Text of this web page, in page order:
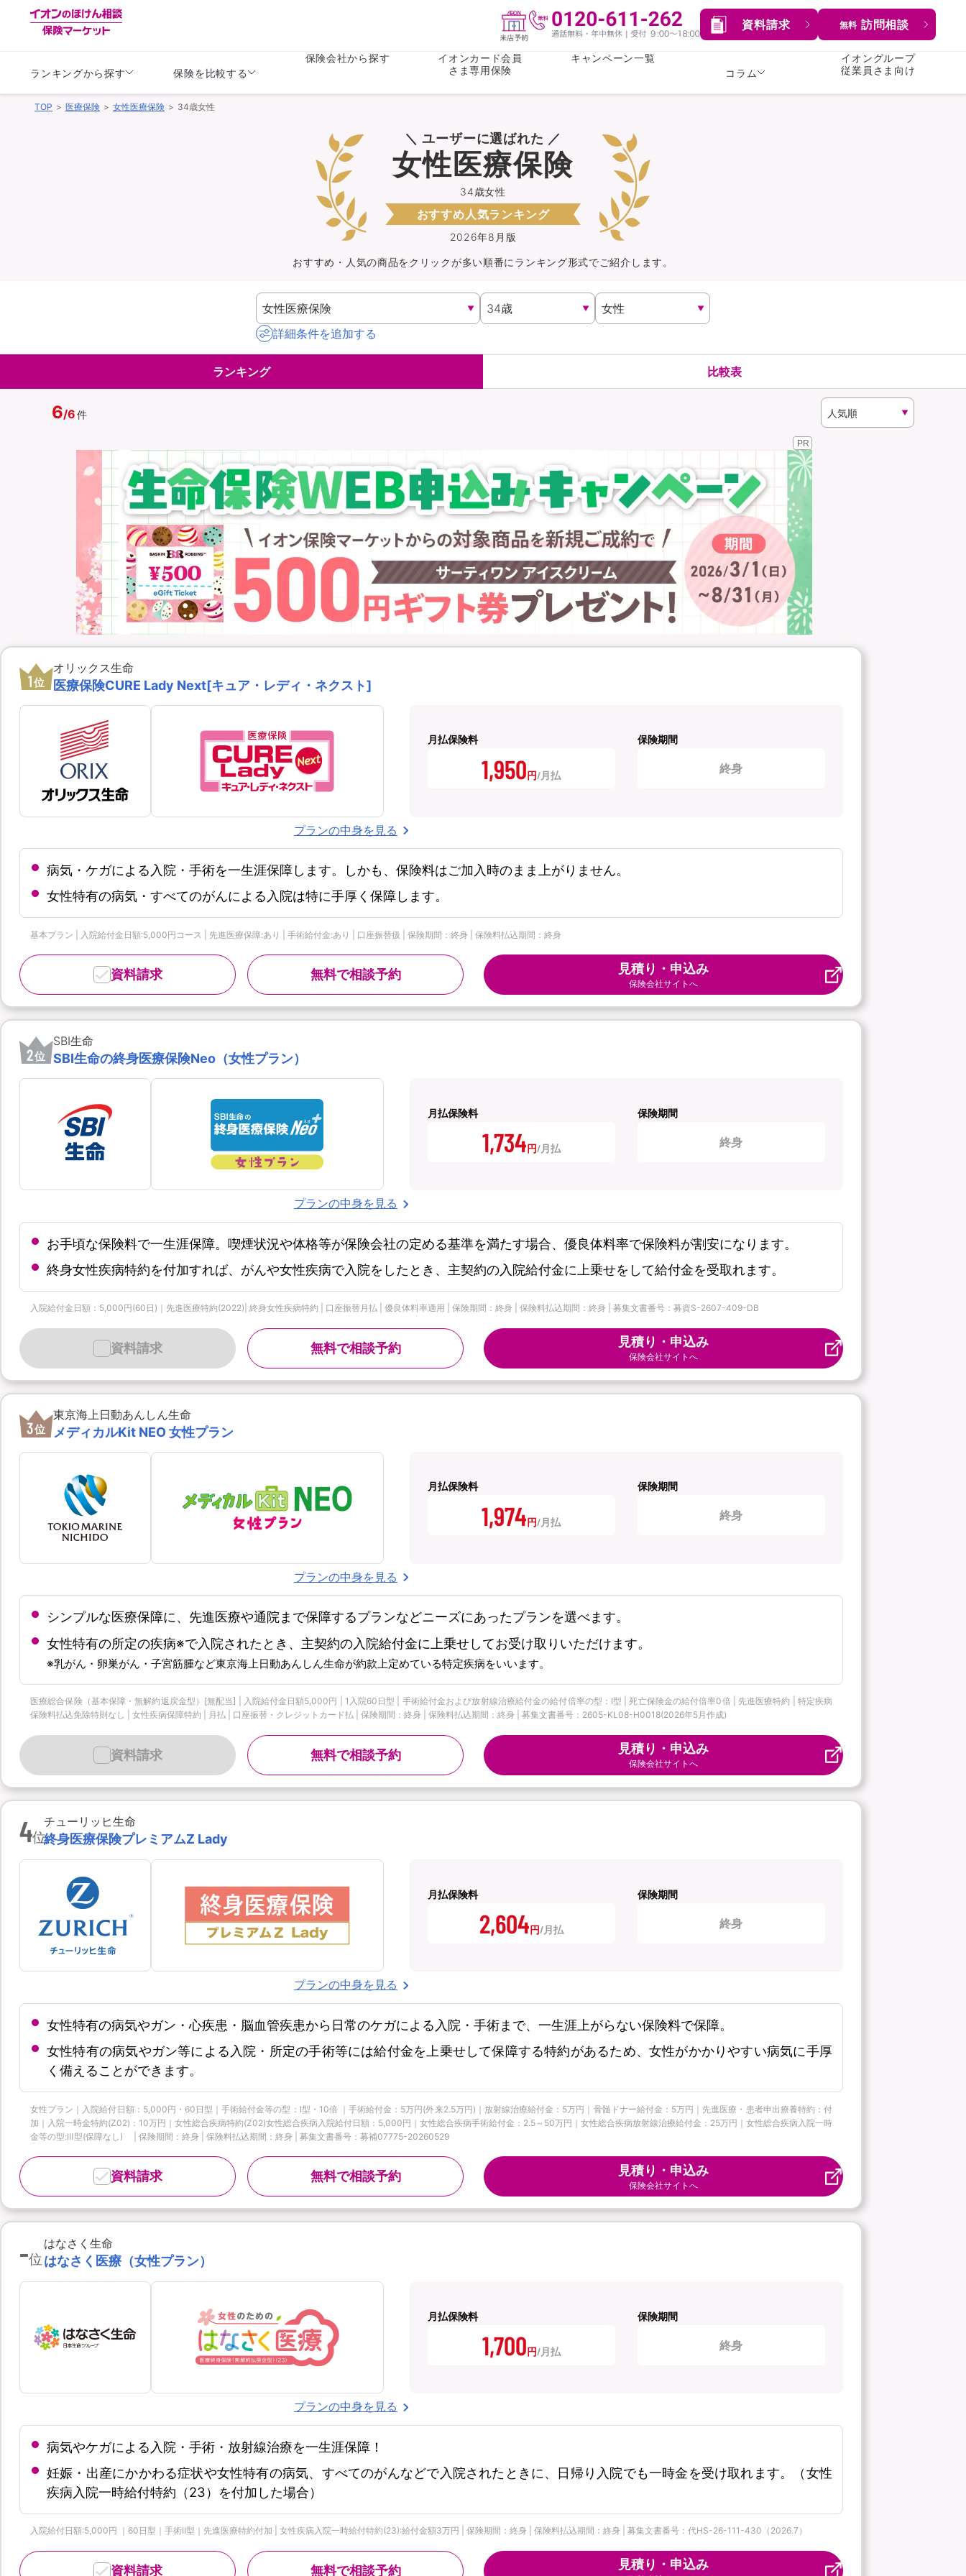
資料請求 無料 訪問相談
ランキングから探す
がん保険 女性医療保険
収入保障保険
持病がある方向け
持病がある方向け
がん保険
バイク保険 火災保険
ペット保険
スマホ保険
イオンカード会員さま
専用保険（損害保険）
WAON POINT還元型保険
保険を比較する
がん保険 女性医療保険
収入保障保険 介護・認知症保険
保険会社から探す
イオンカード会員
さま専用保険
キャンペーン一覧
コラム
ライフステージ 心配事
イオングループ
従業員さま向け
TOP 医療保険 女性医療保険 34歳女性
＼ ユーザーに選ばれた ／
2026年8月版
34歳女性
女性医療保険
おすすめ人気ランキング
おすすめ・人気の商品をクリックが多い順番にランキング形式でご紹介します。
詳細条件を追加する
ランキング 比較表
6/6件
PR
1位
オリックス生命
医療保険CURE Lady Next[キュア・レディ・ネクスト]
月払保険料
1,950円
保険期間
終身
プランの中身を見る
病気・ケガによる入院・手術を一生涯保障します。しかも、保険料はご加入時のまま上がりません。
女性特有の病気・すべてのがんによる入院は特に手厚く保障します。
基本プラン | 入院給付金日額:5,000円コース | 先進医療保障:あり | 手術給付金:あり | 口座振替扱 | 保険期間：終身 | 保険料払込期間：終身
無料で相談予約
資料請求 見積り・申込み
保険会社サイトへ
2位
SBI生命
SBI生命の終身医療保険Neo（女性プラン）
月払保険料
1,734円
保険期間
終身
プランの中身を見る
お手頃な保険料で一生涯保障。喫煙状況や体格等が保険会社の定める基準を満たす場合、優良体料率で保険料が割安になります。
終身女性疾病特約を付加すれば、がんや女性疾病で入院をしたとき、主契約の入院給付金に上乗せをして給付金を受取れます。
入院給付金日額：5,000円(60日)｜先進医療特約(2022)| 終身女性疾病特約 | 口座振替月払 | 優良体料率適用 | 保険期間：終身 | 保険料払込期間：終身 | 募集文書番号：募資S-2607-409-DB
無料で相談予約
資料請求 見積り・申込み
保険会社サイトへ
3位
東京海上日動あんしん生命
メディカルKit NEO 女性プラン
月払保険料
1,974円
保険期間
終身
プランの中身を見る
シンプルな医療保障に、先進医療や通院まで保障するプランなどニーズにあったプランを選べます。
女性特有の所定の疾病※で入院されたとき、主契約の入院給付金に上乗せしてお受け取りいただけます。
※乳がん・卵巣がん・子宮筋腫など東京海上日動あんしん生命が約款上定めている特定疾病をいいます。
医療総合保険（基本保障・無解約返戻金型）[無配当] | 入院給付金日額5,000円 | 1入院60日型 | 手術給付金および放射線治療給付金の給付倍率の型：I型 | 死亡保険金の給付倍率0倍 | 先進医療特約 | 特定疾病
保険料払込免除特則なし | 女性疾病保障特約 | 月払 | 口座振替・クレジットカード払 | 保険期間：終身 | 保険料払込期間：終身 | 募集文書番号：2605-KL08-H0018(2026年5月作成)
無料で相談予約
資料請求 見積り・申込み
保険会社サイトへ
4位
チューリッヒ生命
終身医療保険プレミアムZ Lady
月払保険料
2,604円
保険期間
終身
プランの中身を見る
女性特有の病気やガン・心疾患・脳血管疾患から日常のケガによる入院・手術まで、一生涯上がらない保険料で保障。
女性特有の病気やガン等による入院・所定の手術等には給付金を上乗せして保障する特約があるため、女性がかかりやすい病気に手厚
く備えることができます。
女性プラン｜入院給付日額：5,000円・60日型｜手術給付金等の型：Ⅰ型・10倍 ｜手術給付金：5万円(外来2.5万円)｜放射線治療給付金：5万円｜骨髄ドナー給付金：5万円｜先進医療・患者申出療養特約：付
加｜入院一時金特約(Z02)：10万円｜女性総合疾病特約(Z02)女性総合疾病入院給付日額：5,000円｜女性総合疾病手術給付金：2.5～50万円｜女性総合疾病放射線治療給付金：25万円｜女性総合疾病入院一時
金等の型:Ⅲ型(保障なし) | 保険期間：終身 | 保険料払込期間：終身 | 募集文書番号：募補07775-20260529
無料で相談予約
資料請求 見積り・申込み
保険会社サイトへ
-位
はなさく生命
はなさく医療（女性プラン）
月払保険料
1,700円
保険期間
終身
プランの中身を見る
病気やケガによる入院・手術・放射線治療を一生涯保障！
妊娠・出産にかかわる症状や女性特有の病気、すべてのがんなどで入院されたときに、日帰り入院でも一時金を受け取れます。（女性
疾病入院一時給付特約（23）を付加した場合）
入院給付日額:5,000円 ｜60日型｜手術Ⅱ型｜先進医療特約付加 | 女性疾病入院一時給付特約(23):給付金額3万円 | 保険期間：終身 | 保険料払込期間：終身 | 募集文書番号：代HS-26-111-430（2026.7）
無料で相談予約
資料請求 見積り・申込み